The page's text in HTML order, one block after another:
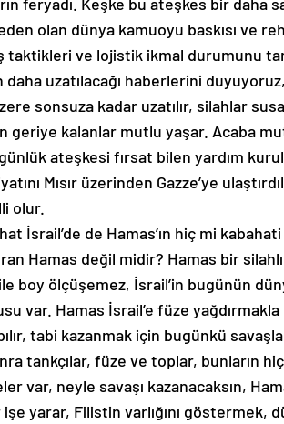
olan dünya kamuoyu baskısı ve
taktikleri ve lojistik ikmal durumunu
uzatılacağı haberlerini
sonsuza kadar uzatılır, silahlar
geriye kalanlar mutlu yaşar. Acaba
ateşkesi fırsat bilen yardım
Mısır üzerinden Gazze’ye
olur.
İsrail’de de Hamas’ın hiç mi
Hamas değil midir? Hamas bir
boy ölçüşemez, İsrail’in bugünün
var. Hamas İsrail’e füze
tabi kazanmak için bugünkü
tankçılar, füze ve toplar, bunların
var, neyle savaşı kazanacaksın,
işe yarar, Filistin varlığını